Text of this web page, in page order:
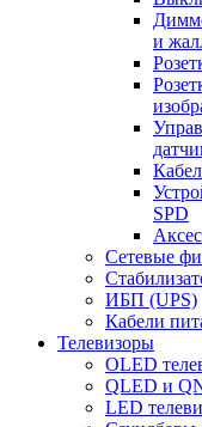
и
SPD
Сетевые
ИБП (UPS)
Кабели
Телевизоры
OLED
QLED и
LED